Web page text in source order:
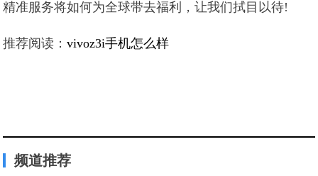
精准服务将如何为全球带去福利，让我们拭目以待!
推荐阅读：vivoz3i手机怎么样
频道推荐